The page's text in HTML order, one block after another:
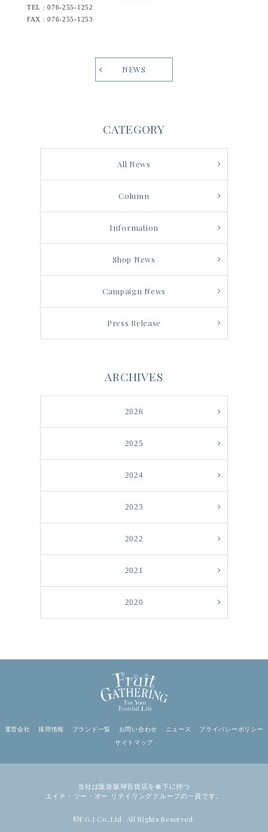
TEL : 076-255-1252
FAX : 076-255-1253
NEWS
CATEGORY
All News
Column
Information
Shop News
Campaign News
Press Release
ARCHIVES
2026
2025
2024
2023
2022
2021
2020
運営会社 採用情報 ブランド一覧 お問い合わせ ニュース
プライバシーポリシー
サイトマップ
当社は阪急阪神百貨店を傘下に持つ
エイチ・ツー・オー リテイリンググループの一員です。
©F.G.J Co.,Ltd. All Rights Reserved.